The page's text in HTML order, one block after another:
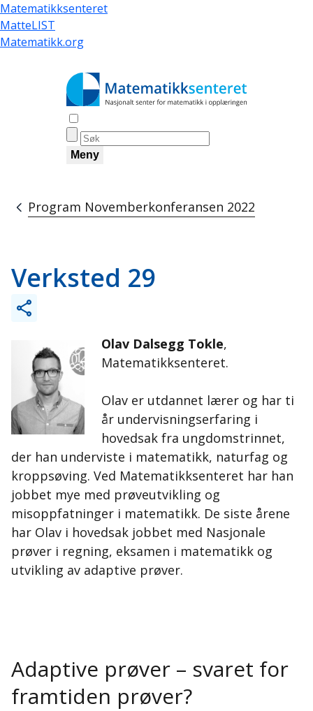
Skip
to
main
Matematikksenteret
MatteLIST
Matematikk.org
Meny
Breadcrumb
Program Novemberkonferansen 2022
Verksted 29
Olav Dalsegg Tokle,
Matematikksenteret.
Olav er utdannet lærer og har ti
år undervisningserfaring i
hovedsak fra ungdomstrinnet,
der han underviste i matematikk, naturfag og
kroppsøving. Ved Matematikksenteret har han
jobbet mye med prøveutvikling og
misoppfatninger i matematikk. De siste årene
har Olav i hovedsak jobbet med Nasjonale
prøver i regning, eksamen i matematikk og
utvikling av adaptive prøver.
Adaptive prøver – svaret for
framtiden prøver?